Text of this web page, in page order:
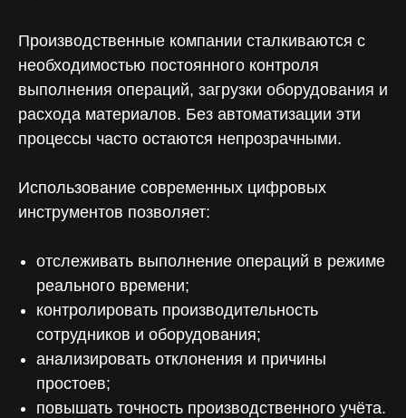
Производственные компании сталкиваются с
необходимостью постоянного контроля
выполнения операций, загрузки оборудования и
расхода материалов. Без автоматизации эти
процессы часто остаются непрозрачными.
Использование современных цифровых
инструментов позволяет:
отслеживать выполнение операций в режиме
реального времени;
контролировать производительность
сотрудников и оборудования;
анализировать отклонения и причины
простоев;
повышать точность производственного учёта.
Больше выручки, меньше
трудозатрат
70%
на прохождение аудитов
90%
на оперативный учет